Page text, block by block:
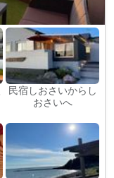
民宿しおさいからし
おさいへ